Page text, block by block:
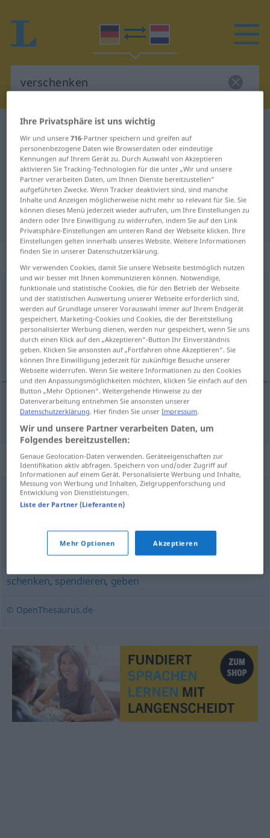
Deutsch-Niederländisch Wörterbuch
Deutsch-Niederländisch
Übersetzung für "verschenken"
"verschenken" Niederländisch
Übersetzung
„verschenken“
verschenken < verschenken>
Übersicht aller Übersetzungen
(Für mehr Details die Übersetzung anklicken/antippen)
weggeven, schenken
weggeven, (weg)schenken verschenken
Synonyme für "verschenken"
verspielen,vertun (Chance)
(sich) verschwenden (emphatisch),(sich) vergeuden (an)
schenken, spendieren, geben
© OpenThesaurus.de
Ihre Privatsphäre ist uns wichtig
Wir und unsere716-Partner speichern und greifen auf
personenbezogene Daten wie Browserdaten oder eindeutige
Kennungen auf Ihrem Gerät zu. Durch Auswahl von Akzeptieren
aktivieren Sie Tracking-Technologien für die unter „Wir und unsere
Partner verarbeiten Daten, um Ihnen Dienste bereitzustellen“
aufgeführten Zwecke. Wenn Tracker deaktiviert sind, sind manche
Inhalte und Anzeigen möglicherweise nicht mehr so relevant für Sie. Sie
können dieses Menü jederzeit wieder aufrufen, um Ihre Einstellungen zu
ändern oder Ihre Einwilligung zu widerrufen, indem Sie auf den Link
Privatsphäre-Einstellungen am unteren Rand der Webseite klicken. Ihre
Einstellungen gelten innerhalb unseres Website. Weitere Informationen
finden Sie in unserer Datenschutzerklärung.
Wir verwenden Cookies, damit Sie unsere Webseite bestmöglich nutzen
und wir besser mit Ihnen kommunizieren können. Notwendige,
funktionale und statistische Cookies, die für den Betrieb der Webseite
und der statistischen Auswertung unserer Webseite erforderlich sind,
werden auf Grundlage unserer Vorauswahl immer auf Ihrem Endgerät
gespeichert. Marketing-Cookies und Cookies, die der Bereitstellung
personalisierter Werbung dienen, werden nur gespeichert, wenn Sie uns
durch einen Klick auf den „Akzeptieren“-Button Ihr Einverständnis
geben. Klicken Sie ansonsten auf „Fortfahren ohne Akzeptieren“. Sie
können Ihre Einwilligung jederzeit für zukünftige Besuche unserer
Webseite widerrufen. Wenn Sie weitere Informationen zu den Cookies
und den Anpassungsmöglichkeiten möchten, klicken Sie einfach auf den
Button „Mehr Optionen“. Weitergehende Hinweise zu der
Datenverarbeitung entnehmen Sie ansonsten unserer
Datenschutzerklärung. Hier finden Sie unserImpressum.
Wir und unsere Partner verarbeiten Daten, um
Folgendes bereitzustellen:
Genaue Geolocation-Daten verwenden. Geräteeigenschaften zur
Identifikation aktiv abfragen. Speichern von und/oder Zugriff auf
Informationen auf einem Gerät. Personalisierte Werbung und Inhalte,
Messung von Werbung und Inhalten, Zielgruppenforschung und
Entwicklung von Dienstleistungen.
Liste der Partner (Lieferanten)
Mehr Optionen Akzeptieren